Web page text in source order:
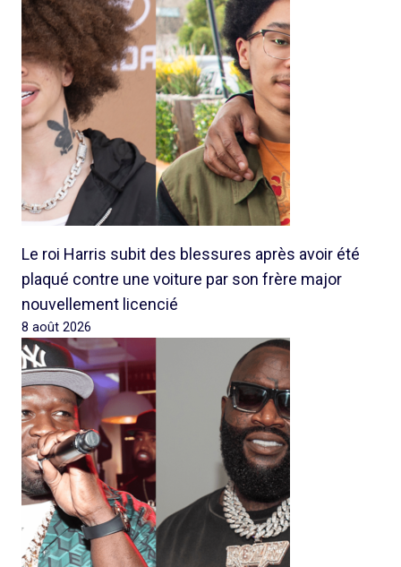
Le roi Harris subit des blessures après avoir été
plaqué contre une voiture par son frère major
nouvellement licencié
8 août 2026